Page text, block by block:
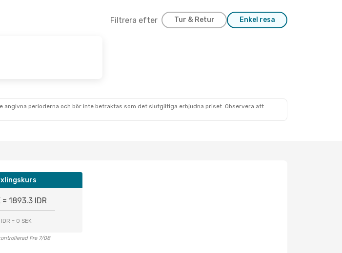
Filtrera efter Tur & Retur Enkel resa
perioderna och bör inte betraktas som det slutgiltiga erbjudna priset. Observera att
= 1893.3 IDR
IDR = 0 SEK
Fre 7/08